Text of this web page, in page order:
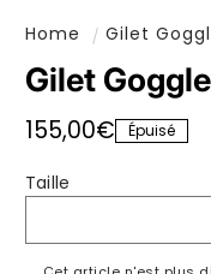
Home Gilet
Gilet
Prix habituel
155,00€ Épuisé
Taille